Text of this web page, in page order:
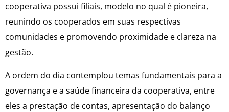
cooperativa possui filiais, modelo no qual é pioneira,
reunindo os cooperados em suas respectivas
comunidades e promovendo proximidade e clareza na
gestão.
A ordem do dia contemplou temas fundamentais para a
governança e a saúde financeira da cooperativa, entre
eles a prestação de contas, apresentação do balanço